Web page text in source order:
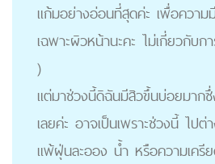
แก้มอย่างอ่อนที่สุดค่ะ เพื่อควา
เฉพาะผิวหน้านะคะ ไม่เกี่ยวกับ
)
แต่มาช่วงนี้ดิฉันมีสิวขึ้นบ่อยมาก
เลยค่ะ อาจเป็นเพราะช่วงนี้ ไป
แพ้ฝุ่นละออง น้ำ หรือความเครี